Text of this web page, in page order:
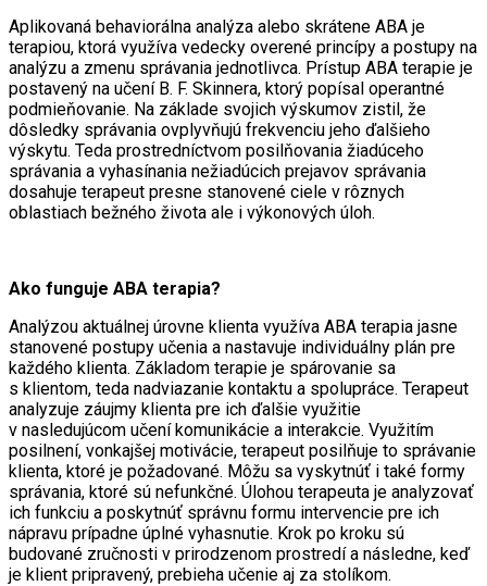
Aplikovaná behaviorálna analýza alebo skrátene ABA je
terapiou, ktorá využíva vedecky overené princípy a postupy na
analýzu a zmenu správania jednotlivca. Prístup ABA terapie je
postavený na učení B. F. Skinnera, ktorý popísal operantné
podmieňovanie. Na základe svojich výskumov zistil, že
dôsledky správania ovplyvňujú frekvenciu jeho ďalšieho
výskytu. Teda prostredníctvom posilňovania žiadúceho
správania a vyhasínania nežiadúcich prejavov správania
dosahuje terapeut presne stanovené ciele v rôznych
oblastiach bežného života ale i výkonových úloh.
Ako funguje ABA terapia?
Analýzou aktuálnej úrovne klienta využíva ABA terapia jasne
stanovené postupy učenia a nastavuje individuálny plán pre
každého klienta. Základom terapie je spárovanie sa
s klientom, teda nadviazanie kontaktu a spolupráce. Terapeut
analyzuje záujmy klienta pre ich ďalšie využitie
v nasledujúcom učení komunikácie a interakcie. Využitím
posilnení, vonkajšej motivácie, terapeut posilňuje to správanie
klienta, ktoré je požadované. Môžu sa vyskytnúť i také formy
správania, ktoré sú nefunkčné. Úlohou terapeuta je analyzovať
ich funkciu a poskytnúť správnu formu intervencie pre ich
nápravu prípadne úplné vyhasnutie. Krok po kroku sú
budované zručnosti v prirodzenom prostredí a následne, keď
je klient pripravený, prebieha učenie aj za stolíkom.